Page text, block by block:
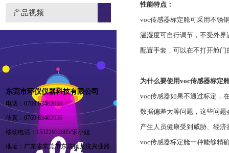
产品视频
东莞市环仪仪器科技有限公司
电话：0769 83482055
传真：0769 83482056
移动电话：15322932685/宋小姐
地址：广东省东莞市东坑镇龙坑兴业路
性能特点：
voc传感器标定舱可采用不锈
温湿度可自行调节，不受外
配置手套，可以在不打开舱
为什么要使用voc传感器标定
voc传感器如果不通过标定，
数据偏差大等问题，这些问
产生人员健康受到威胁、经
voc传感器标定舱一种能够精